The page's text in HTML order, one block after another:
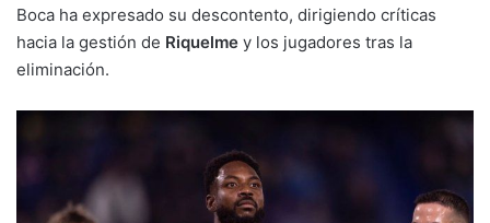
Boca ha expresado su descontento, dirigiendo críticas
hacia la gestión de Riquelme y los jugadores tras la
eliminación.